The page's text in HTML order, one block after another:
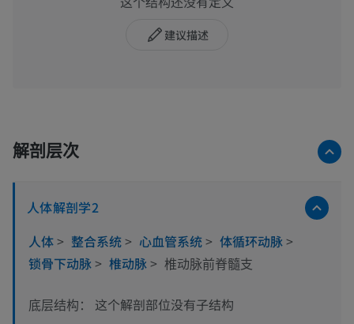
建议描述
解剖层次
人体解剖学2
人体> 整合系统> 心血管系统> 体循环动脉>
锁骨下动脉> 椎动脉> 椎动脉前脊髓支
底层结构： 这个解剖部位没有子结构